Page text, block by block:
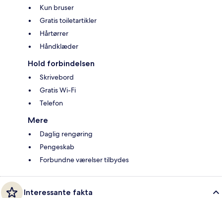
Kun bruser
Gratis toiletartikler
Hårtørrer
Håndklæder
Hold forbindelsen
Skrivebord
Gratis Wi-Fi
Telefon
Mere
Daglig rengøring
Pengeskab
Forbundne værelser tilbydes
Interessante fakta